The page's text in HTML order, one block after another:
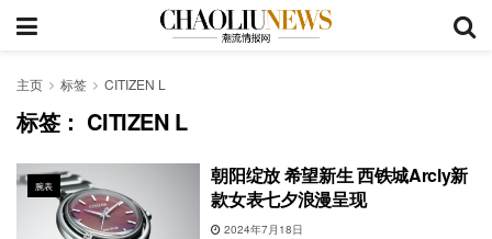
主页 标签 CITIZEN L
标签： CITIZEN L
腕表
朝阳绽放 希望新生 西铁城Arcly新
款女表七夕浪漫呈现
2024年7月18日